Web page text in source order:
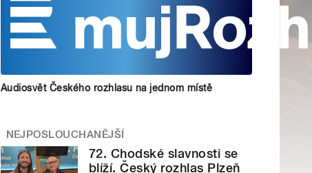
Audiosvět Českého rozhlasu na jednom místě
NEJPOSLOUCHANĚJŠÍ
72. Chodské slavnosti se
blíží. Český rozhlas Plzeň